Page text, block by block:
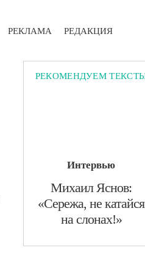
РЕКЛАМА РЕДАКЦИЯ
РЕКОМЕНДУЕМ
Интервью
​Михаил Яснов:
«Сережа, не катайся
на слонах!»